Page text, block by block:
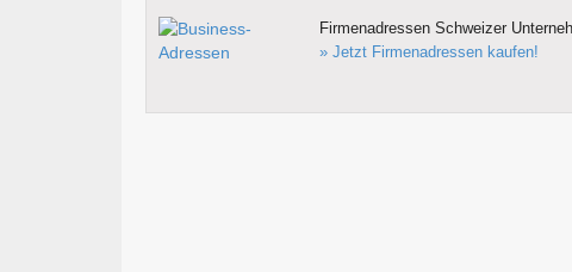
Firmenadressen Schweizer
» Jetzt Firmenadressen kaufen!